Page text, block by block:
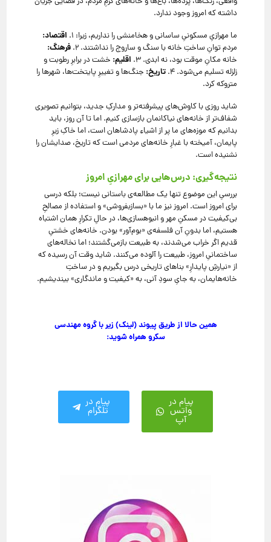
داشته که امروز وجود ندارد.
ما مهرازیِ مسکونیِ ساسانی و هخامنشی را نداریم، زیرا: ۱.
اقتصاد:
مردم توانِ ساختِ خانه با سنگ و ساروج را نداشتند. ۲. فرهنگ:
خانه مکانِ موقت بود، نه ابدی. ۳. اقلیم: خشت در برابرِ رطوبت و
زلزله تسلیم می‌شود. ۴.
تاریخ: جنگ‌ها و تغییرِ پایتخت‌ها، شهرها را
متروکه کرد.
شاید روزی با کاوش‌های پیشرفته‌تر و مدارکِ جدید، بتوانیم تصویری
شفاف‌تر از خانه‌های نیاکانمان بازسازی کنیم. اما تا آن روز، باید
بدانیم که موزه‌های ما پر از اشیاءِ پادشاهان است، اما خاکِ زیرِ
پایمان، آمیخته با غبارِ خانه‌های مردمی است که تاریخ، صدایشان را
نشنیده است.
نتیجه‌گیری: درس‌هایی برای مهرازیِ امروز
بررسیِ این موضوع تنها یک مطالعه‌ی باستانی نیست؛ بلکه درسی
برای امروز است. امروز نیز ما با «بساز‌بفروشی» و استفاده از مصالحِ
بی‌کیفیت در مسکنِ مهر و انبوه‎سازی‌ها، در حالِ تکرارِ همان اشتباه
هستیم، اما بدونِ آن فلسفه‌ی «بوم‌آور» بودن. خانه‌های خشتیِ
قدیم اگر خراب می‌شدند، به طبیعت بازمی‌گشتند؛ اما نخاله‌های
ساختمانیِ امروز، طبیعت را آلوده می‌کنند. شاید وقت آن رسیده که
از «نیارشِ پایدارِ» بناهای تاریخی درس بگیریم و در ساختِ
خانه‌هایمان، به جایِ سودِ آنی، به «کیفیت و ماندگاری» بیندیشیم.
همین حالا از طریق پیوند (لینک) زیر با گروه مهندسی
سکرو همراه شوید:
پیام در
واتس
آپ
پیام در
تلگرام